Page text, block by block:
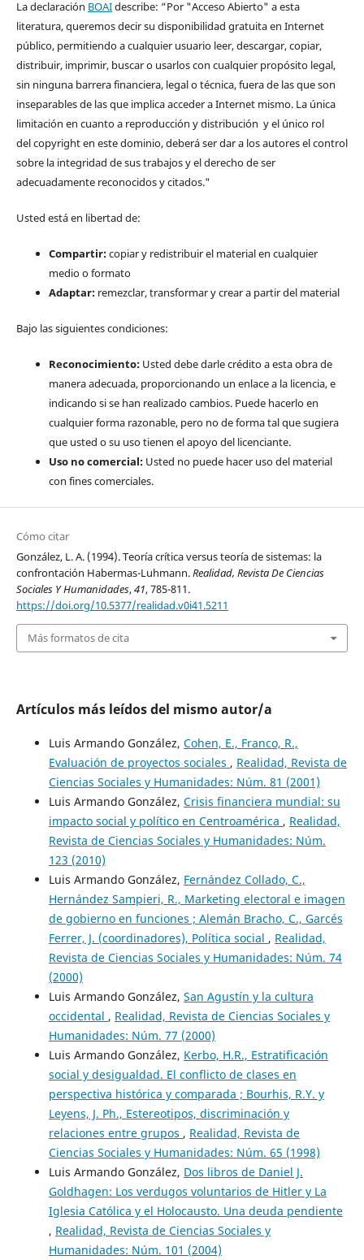
La declaración BOAIdescribe: “Por "Acceso Abierto" a esta
literatura, queremos decir su disponibilidad gratuita en Internet
público, permitiendo a cualquier usuario leer, descargar, copiar,
distribuir, imprimir, buscar o usarlos con cualquier propósito legal,
sin ninguna barrera financiera, legal o técnica, fuera de las que son
inseparables de las que implica acceder a Internet mismo. La única
limitación en cuanto a reproducción y distribución y el único rol
del copyright en este dominio, deberá ser dar a los autores el control
sobre la integridad de sus trabajos y el derecho de ser
adecuadamente reconocidos y citados."
Usted está en libertad de:
Compartir:copiar y redistribuir el material en cualquier
medio o formato
Adaptar:remezclar, transformar y crear a partir del material
Bajo las siguientes condiciones:
Reconocimiento:Usted debe darle crédito a esta obra de
manera adecuada, proporcionando un enlace a la licencia, e
indicando si se han realizado cambios. Puede hacerlo en
cualquier forma razonable, pero no de forma tal que sugiera
que usted o su uso tienen el apoyo del licenciante.
Uso no comercial:Usted no puede hacer uso del material
con fines comerciales.
Cómo citar
González, L. A. (1994). Teoría crítica versus teoría de sistemas: la
confrontación Habermas-Luhmann.Realidad, Revista De Ciencias
Sociales Y Humanidades,41, 785-811.
https://doi.org/10.5377/realidad.v0i41.5211
Más formatos de cita
Artículos más leídos del mismo autor/a
Luis Armando González, Cohen, E., Franco, R.,
Evaluación de proyectos sociales , Realidad, Revista de
Ciencias Sociales y Humanidades: Núm. 81 (2001)
Luis Armando González, Crisis financiera mundial: su
impacto social y político en Centroamérica , Realidad,
Revista de Ciencias Sociales y Humanidades: Núm.
123 (2010)
Luis Armando González, Fernández Collado, C.,
Hernández Sampieri, R., Marketing electoral e imagen
de gobierno en funciones ; Alemán Bracho, C., Garcés
Ferrer, J. (coordinadores), Política social , Realidad,
Revista de Ciencias Sociales y Humanidades: Núm. 74
(2000)
Luis Armando González, San Agustín y la cultura
occidental , Realidad, Revista de Ciencias Sociales y
Humanidades: Núm. 77 (2000)
Luis Armando González, Kerbo, H.R., Estratificación
social y desigualdad. El conflicto de clases en
perspectiva histórica y comparada ; Bourhis, R.Y. y
Leyens, J. Ph., Estereotipos, discriminación y
relaciones entre grupos , Realidad, Revista de
Ciencias Sociales y Humanidades: Núm. 65 (1998)
Luis Armando González, Dos libros de Daniel J.
Goldhagen: Los verdugos voluntarios de Hitler y La
Iglesia Católica y el Holocausto. Una deuda pendiente
, Realidad, Revista de Ciencias Sociales y
Humanidades: Núm. 101 (2004)